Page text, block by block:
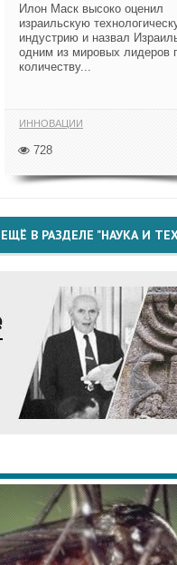
Илон Маск высоко оценил
израильскую
индустрию и назвал
одним из мировых лидеров
количеству...
ИННОВАЦИИ
728
В РАЗДЕЛЕ "НАУКА И